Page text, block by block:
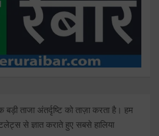
बड़ी ताजा अंतर्दृष्टि को ताज़ा करता है। हम
से ज्ञात कराते हुए सबसे हालिया